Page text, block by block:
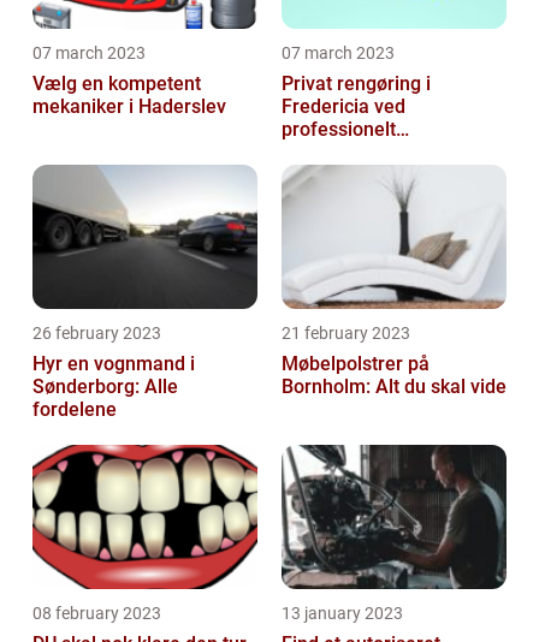
07 march 2023
Vælg en kompetent
mekaniker i Haderslev
07 march 2023
Privat rengøring i
Fredericia ved
professionelt
26 february 2023
Hyr en vognmand i
Sønderborg: Alle
fordelene
21 february 2023
Møbelpolstrer på
Bornholm: Alt du skal vide
08 february 2023 13 january 2023